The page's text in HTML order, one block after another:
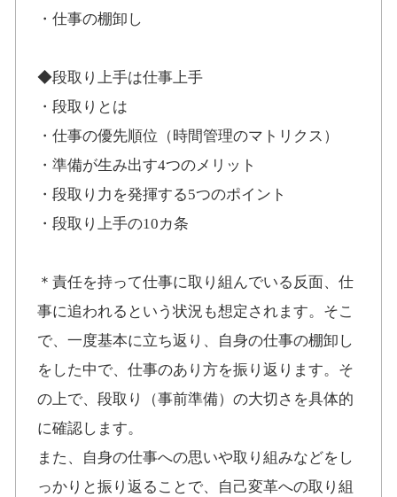
・仕事の棚卸し
◆段取り上手は仕事上手
・段取りとは
・仕事の優先順位（時間管理のマトリクス）
・準備が生み出す4つのメリット
・段取り力を発揮する5つのポイント
・段取り上手の10カ条
＊責任を持って仕事に取り組んでいる反面、仕
事に追われるという状況も想定されます。そこ
で、一度基本に立ち返り、自身の仕事の棚卸し
をした中で、仕事のあり方を振り返ります。そ
の上で、段取り（事前準備）の大切さを具体的
に確認します。
また、自身の仕事への思いや取り組みなどをし
っかりと振り返ることで、自己変革への取り組